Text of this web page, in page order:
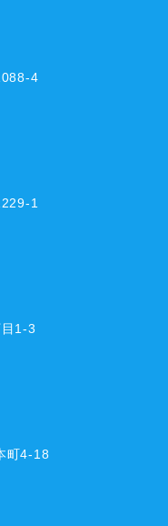
4
1
1-3
町4-18